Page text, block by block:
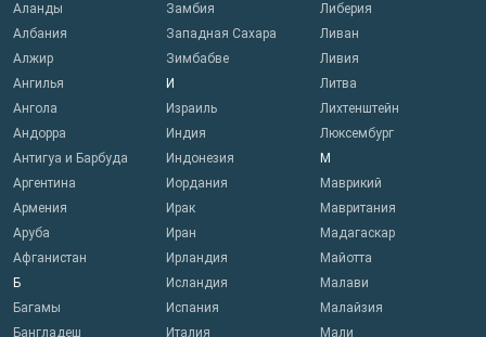
Аланды
Албания
Алжир
Ангилья
Ангола
Андорра
Антигуа и Барбуда
Аргентина
Армения
Аруба
Афганистан
Б
Багамы
Бангладеш
Замбия
Западная Сахара
Зимбабве
И
Израиль
Индия
Индонезия
Иордания
Ирак
Иран
Ирландия
Исландия
Испания
Италия
Либерия
Ливан
Ливия
Литва
Лихтенштейн
Люксембург
М
Маврикий
Мавритания
Мадагаскар
Майотта
Малави
Малайзия
Мали